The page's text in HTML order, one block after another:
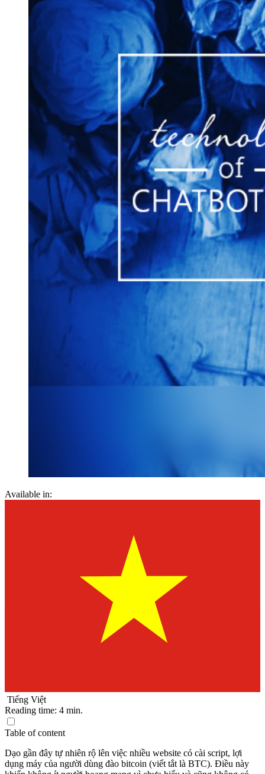
Available in:
Tiếng Việt
Reading time: 4 min.
Table of content
Dạo gần đây tự nhiên rộ lên việc nhiều website có cài script, lợi
dụng máy của người dùng đào bitcoin (viết tắt là BTC). Điều này